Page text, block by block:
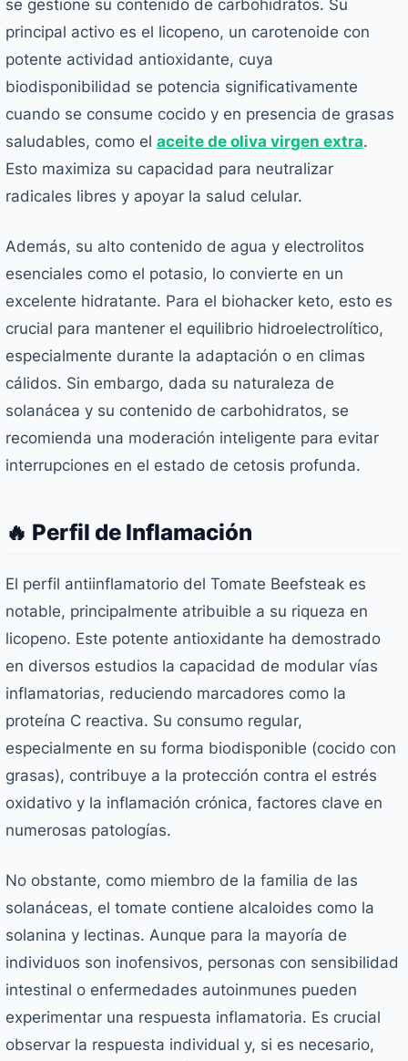
se gestione su contenido de carbohidratos. Su
principal activo es el licopeno, un carotenoide con
potente actividad antioxidante, cuya
biodisponibilidad se potencia significativamente
cuando se consume cocido y en presencia de grasas
saludables, como el aceite de oliva virgen extra.
Esto maximiza su capacidad para neutralizar
radicales libres y apoyar la salud celular.
Además, su alto contenido de agua y electrolitos
esenciales como el potasio, lo convierte en un
excelente hidratante. Para el biohacker keto, esto es
crucial para mantener el equilibrio hidroelectrolítico,
especialmente durante la adaptación o en climas
cálidos. Sin embargo, dada su naturaleza de
solanácea y su contenido de carbohidratos, se
recomienda una moderación inteligente para evitar
interrupciones en el estado de cetosis profunda.
🔥 Perfil de Inflamación
El perfil antiinflamatorio del Tomate Beefsteak es
notable, principalmente atribuible a su riqueza en
licopeno. Este potente antioxidante ha demostrado
en diversos estudios la capacidad de modular vías
inflamatorias, reduciendo marcadores como la
proteína C reactiva. Su consumo regular,
especialmente en su forma biodisponible (cocido con
grasas), contribuye a la protección contra el estrés
oxidativo y la inflamación crónica, factores clave en
numerosas patologías.
No obstante, como miembro de la familia de las
solanáceas, el tomate contiene alcaloides como la
solanina y lectinas. Aunque para la mayoría de
individuos son inofensivos, personas con sensibilidad
intestinal o enfermedades autoinmunes pueden
experimentar una respuesta inflamatoria. Es crucial
observar la respuesta individual y, si es necesario,